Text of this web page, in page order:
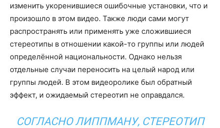
изменить укоренившиеся ошибочные установки, что и
произошло в этом видео. Также люди сами могут
распространять или применять уже сложившиеся
стереотипы в отношении какой-то группы или людей
определённой национальности. Однако нельзя
отдельные случаи переносить на целый народ или
группы людей. В этом видеоролике был обратный
эффект, и ожидаемый стереотип не оправдался.
СОГЛАСНО ЛИППМАНУ, СТЕРЕОТИП